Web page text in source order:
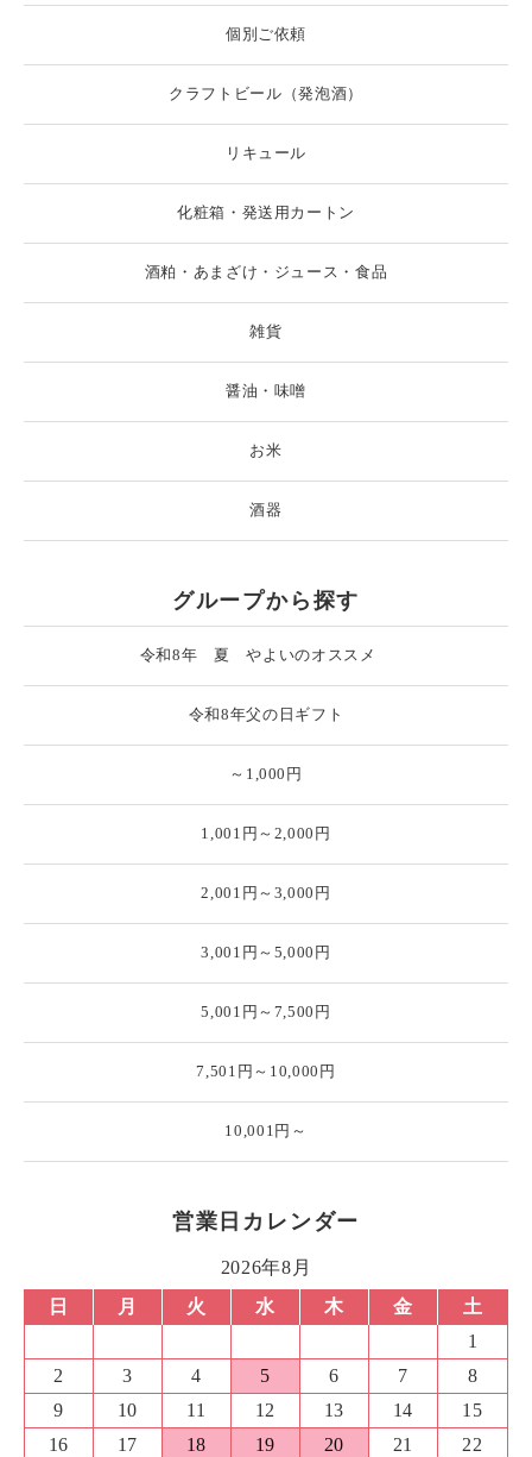
個別ご依頼
クラフトビール（発泡酒）
リキュール
化粧箱・発送用カートン
酒粕・あまざけ・ジュース・食品
雑貨
醤油・味噌
お米
酒器
グループから探す
令和8年 夏 やよいのオススメ
令和8年父の日ギフト
～1,000円
1,001円～2,000円
2,001円～3,000円
3,001円～5,000円
5,001円～7,500円
7,501円～10,000円
10,001円～
営業日カレンダー
2026年8月
日
月 火 水 木 金
土
1
2
3 4 5 6 7
8
9
10 11 12 13 14
15
16
17 18 19 20 21
22